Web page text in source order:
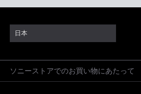
日本
ソニーストアでのお買い物にあたって